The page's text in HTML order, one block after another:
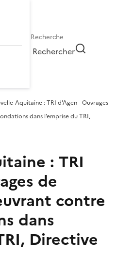
Rechercher
Aquitaine : TRI d'Agen - Ouvrages
dans l’emprise du TRI,
: TRI
de
contre
dans
Directive